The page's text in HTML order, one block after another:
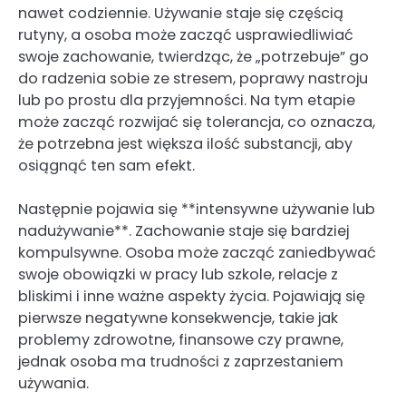
nawet codziennie. Używanie staje się częścią
rutyny, a osoba może zacząć usprawiedliwiać
swoje zachowanie, twierdząc, że „potrzebuje” go
do radzenia sobie ze stresem, poprawy nastroju
lub po prostu dla przyjemności. Na tym etapie
może zacząć rozwijać się tolerancja, co oznacza,
że potrzebna jest większa ilość substancji, aby
osiągnąć ten sam efekt.
Następnie pojawia się **intensywne używanie lub
nadużywanie**. Zachowanie staje się bardziej
kompulsywne. Osoba może zacząć zaniedbywać
swoje obowiązki w pracy lub szkole, relacje z
bliskimi i inne ważne aspekty życia. Pojawiają się
pierwsze negatywne konsekwencje, takie jak
problemy zdrowotne, finansowe czy prawne,
jednak osoba ma trudności z zaprzestaniem
używania.